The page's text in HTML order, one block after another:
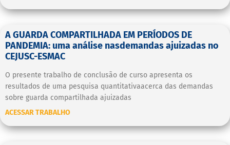
A GUARDA COMPARTILHADA EM PERÍODOS DE
PANDEMIA: uma análise nasdemandas ajuizadas no
CEJUSC-ESMAC
O presente trabalho de conclusão de curso apresenta os
resultados de uma pesquisa quantitativaacerca das demandas
sobre guarda compartilhada ajuizadas
ACESSAR TRABALHO